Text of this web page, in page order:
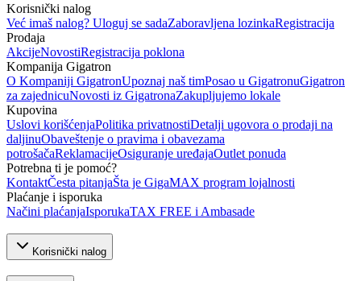
Korisnički nalog
Već imaš nalog? Uloguj se sadaZaboravljena lozinkaRegistracija
Prodaja
AkcijeNovostiRegistracija poklona
Kompanija Gigatron
O Kompaniji GigatronUpoznaj naš timPosao u GigatronuGigatron
za zajednicuNovosti iz GigatronaZakupljujemo lokale
Kupovina
Uslovi korišćenjaPolitika privatnostiDetalji ugovora o prodaji na
daljinuObaveštenje o pravima i obavezama
potrošačaReklamacijeOsiguranje uređajaOutlet ponuda
Potrebna ti je pomoć?
KontaktČesta pitanjaŠta je GigaMAX program lojalnosti
Plaćanje i isporuka
Načini plaćanjaIsporukaTAX FREE i Ambasade
Korisnički nalog